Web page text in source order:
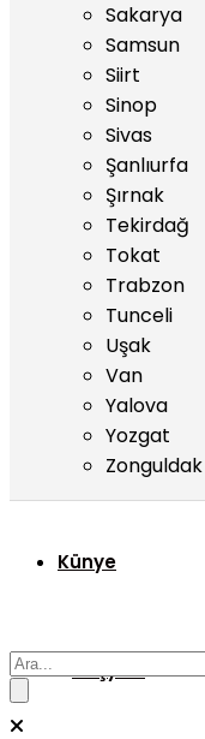
Sakarya
Samsun
Siirt
Sinop
Sivas
Şanlıurfa
Şırnak
Tekirdağ
Tokat
Trabzon
Tunceli
Uşak
Van
Yalova
Yozgat
Zonguldak
Künye
Başyazı